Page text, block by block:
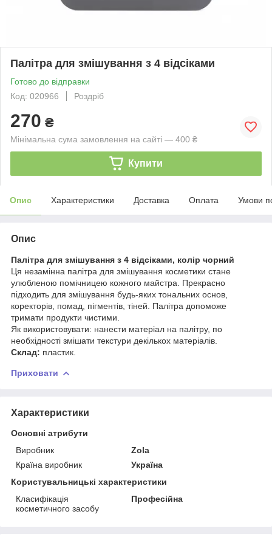
Палітра для змішування з 4 відсіками
Готово до відправки
Код: 020966
Роздріб
270 ₴
Мінімальна сума замовлення на сайті — 400 ₴
Купити
Опис Характеристики Доставка Оплата Умови
Опис
Палітра для змішування з 4 відсіками, колір чорний
Ця незамінна палітра для змішування косметики стане
улюбленою помічницею кожного майстра. Прекрасно
підходить для змішування будь-яких тональних основ,
коректорів, помад, пігментів, тіней. Палітра допоможе
тримати продукти чистими.
Як використовувати: нанести матеріал на палітру, по
необхідності змішати текстури декількох матеріалів.
Склад: пластик.
Приховати
Характеристики
Основні атрибути
Виробник
Zola
Країна виробник
Україна
Користувальницькі характеристики
Класифікація
косметичного засобу
Професійна